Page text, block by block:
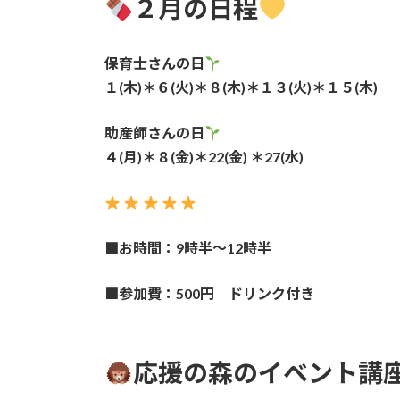
２月の日程
保育士さんの日
１(木)＊６(火)＊８(木)＊１３(火)＊１５(木)
助産師さんの日
４(月)＊８(金)＊22(金) ＊27(水)
■お時間：9時半〜12時半
■参加費：500円 ドリンク付き
応援の森のイベント講